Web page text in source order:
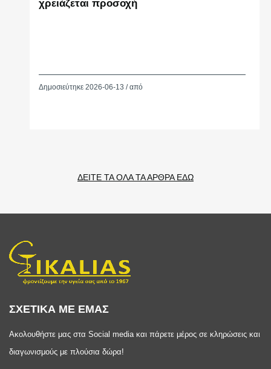
χρειάζεται προσοχή
Δημοσιεύτηκε 2026-06-13 / από
ΔΕΙΤΕ ΤΑ ΟΛΑ ΤΑ ΑΡΘΡΑ ΕΔΩ
ΣΧΕΤΙΚΑ ΜΕ ΕΜΑΣ
Ακολουθήστε μας στα Social media και πάρετε μέρος σε κληρώσεις και
διαγωνισμούς με πλούσια δώρα!